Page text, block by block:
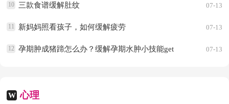
10 07-13
三款食谱缓解肚纹
11 07-13
新妈妈照看孩子，如何缓解疲劳
12 07-13
孕期肿成猪蹄怎么办？缓解孕期水肿小技能get
W 心理